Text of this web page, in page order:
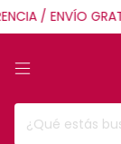
/ ENVÍO